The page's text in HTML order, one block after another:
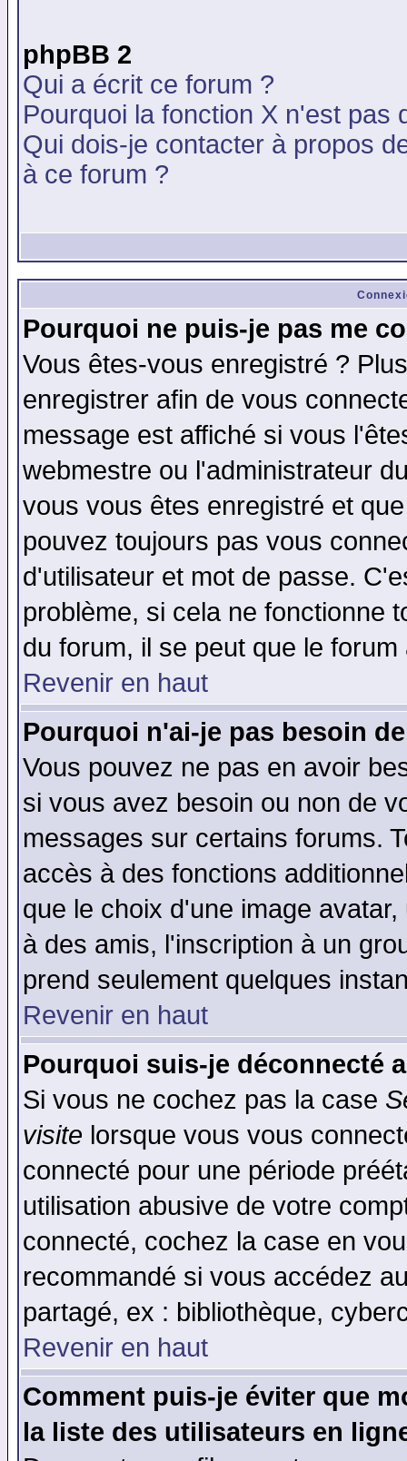
phpBB 2
Qui a écrit ce forum ?
Pourquoi la fonction X n'est pas
Qui dois-je contacter à propos
à ce forum ?
Pourquoi ne puis-je pas me
Vous êtes-vous enregistré ?
enregistrer afin de vous
message est affiché si vous
webmestre ou l'administrateur
vous vous êtes enregistré et
pouvez toujours pas vous
d'utilisateur et mot de passe.
problème, si cela ne fonctionne
du forum, il se peut que le
Revenir en haut
Pourquoi n'ai-je pas besoin
Vous pouvez ne pas en avoir
si vous avez besoin ou non de
messages sur certains forums.
accès à des fonctions
que le choix d'une image
à des amis, l'inscription à un
prend seulement quelques
Revenir en haut
Pourquoi suis-je déconnecté
Si vous ne cochez pas la case
visite lorsque vous vous
connecté pour une période
utilisation abusive de votre
connecté, cochez la case en
recommandé si vous accédez
partagé, ex : bibliothèque,
Revenir en haut
Comment puis-je éviter que
la liste des utilisateurs en